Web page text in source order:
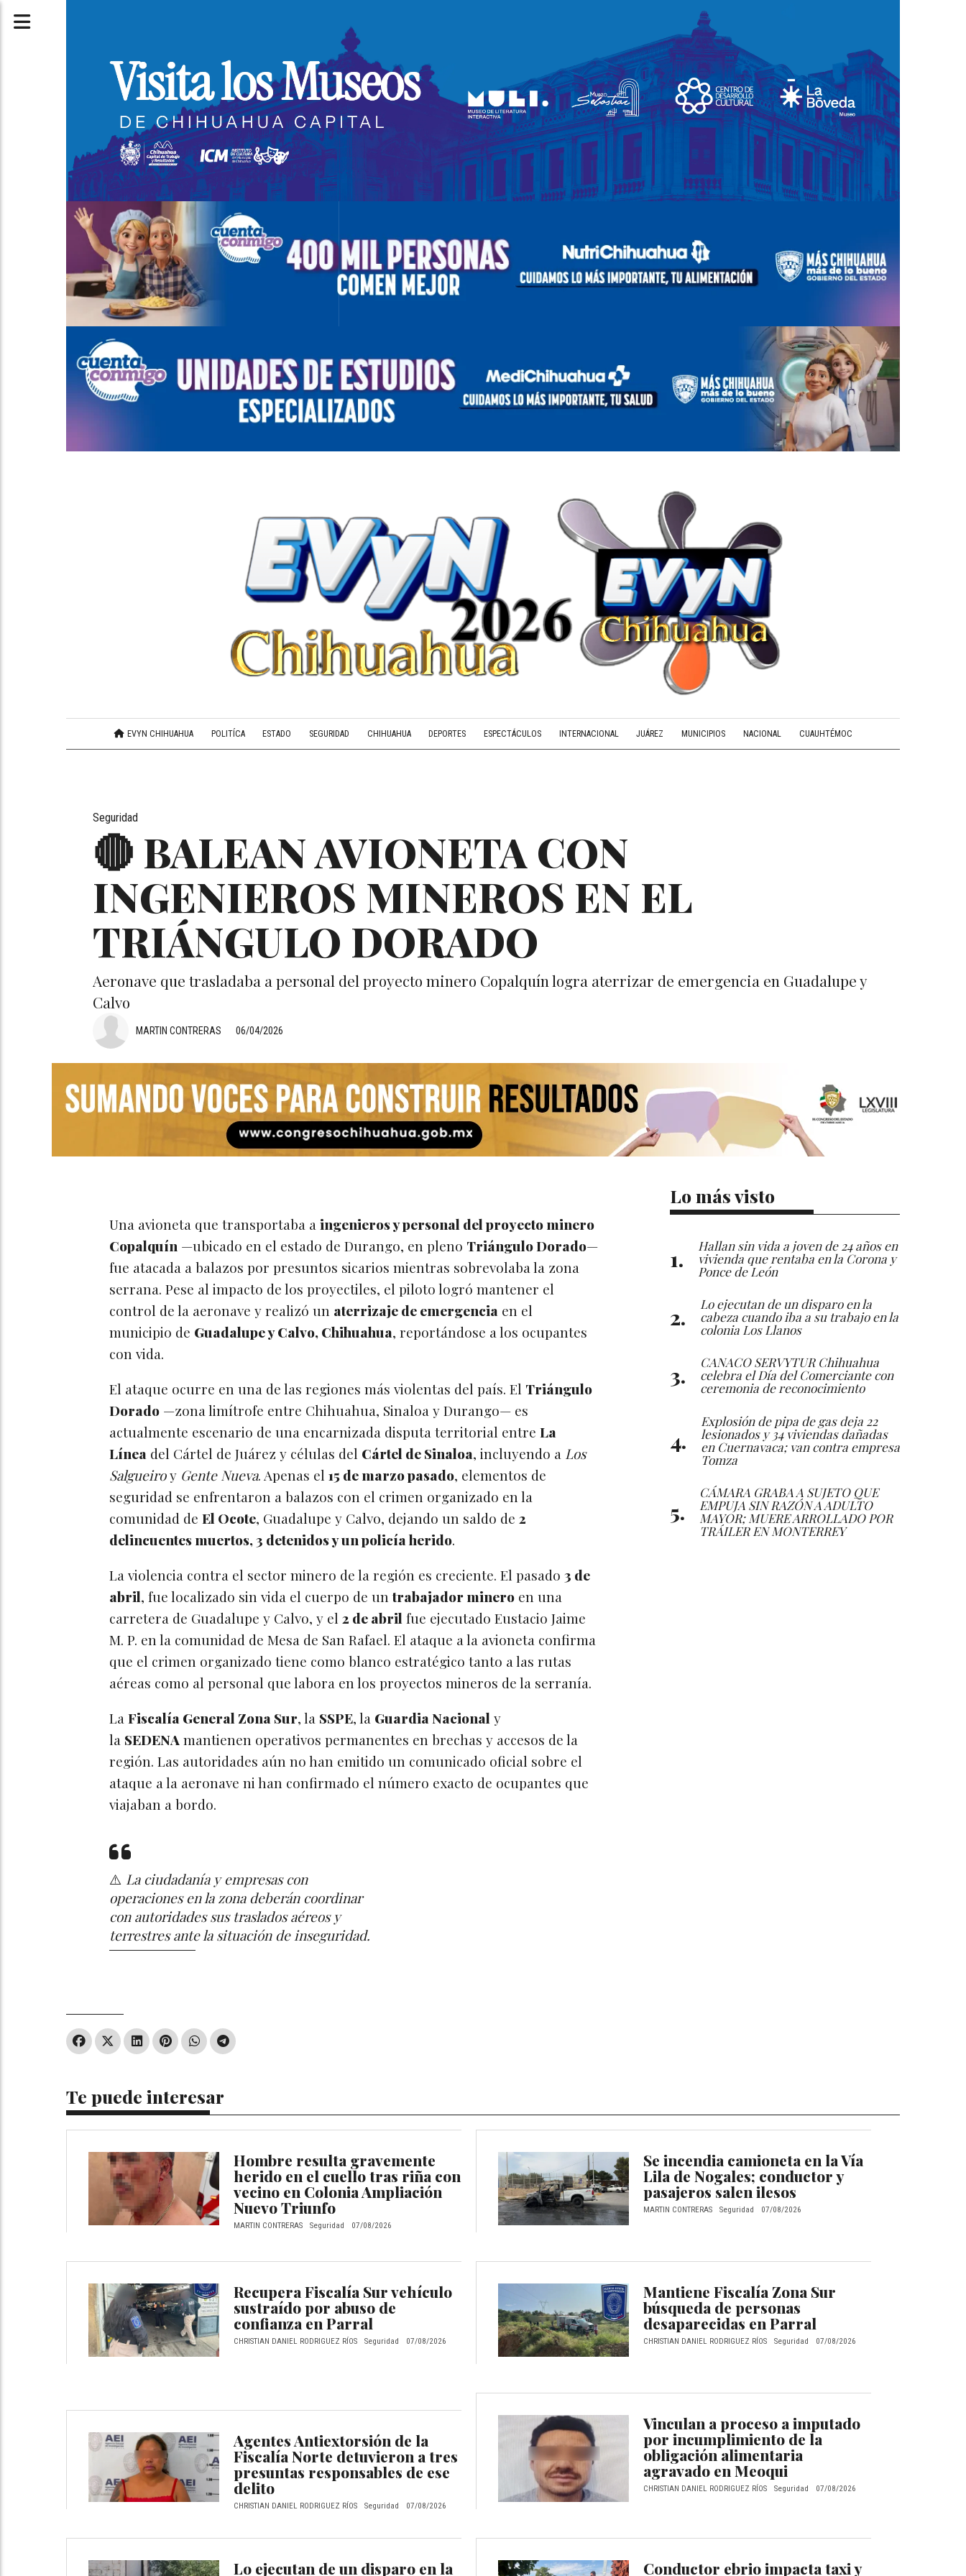
EVYN CHIHUAHUA POLITÍCA ESTADO SEGURIDAD CHIHUAHUA DEPORTES ESPECTÁCULOS INTERNACIONAL JUÁREZ MUNICIPIOS NACIONAL CUAUHTÉMOC
🔴 BALEAN AVIONETA CON
INGENIEROS MINEROS EN EL
TRIÁNGULO DORADO
Aeronave que trasladaba a personal del proyecto minero Copalquín logra aterrizar de emergencia en Guadalupe y
Calvo
Seguridad
06/04/2026
MARTIN CONTRERAS
Una avioneta que transportaba a ingenieros y personal del proyecto minero
Copalquín —ubicado en el estado de Durango, en pleno Triángulo Dorado—
fue atacada a balazos por presuntos sicarios mientras sobrevolaba la zona
serrana. Pese al impacto de los proyectiles, el piloto logró mantener el
control de la aeronave y realizó un aterrizaje de emergencia en el
municipio de Guadalupe y Calvo, Chihuahua, reportándose a los ocupantes
con vida.
El ataque ocurre en una de las regiones más violentas del país. El Triángulo
Dorado —zona limítrofe entre Chihuahua, Sinaloa y Durango— es
actualmente escenario de una encarnizada disputa territorial entre La
Línea del Cártel de Juárez y células del Cártel de Sinaloa, incluyendo a Los
Salgueiroy Gente Nueva. Apenas el 15 de marzo pasado, elementos de
seguridad se enfrentaron a balazos con el crimen organizado en la
comunidad de El Ocote, Guadalupe y Calvo, dejando un saldo de 2
delincuentes muertos, 3 detenidos y un policía herido.
La violencia contra el sector minero de la región es creciente. El pasado 3 de
abril, fue localizado sin vida el cuerpo de un trabajador minero en una
carretera de Guadalupe y Calvo, y el 2 de abril fue ejecutado Eustacio Jaime
M. P. en la comunidad de Mesa de San Rafael. El ataque a la avioneta confirma
que el crimen organizado tiene como blanco estratégico tanto a las rutas
aéreas como al personal que labora en los proyectos mineros de la serranía.
La Fiscalía General Zona Sur, la SSPE, la Guardia Nacional y
la SEDENA mantienen operativos permanentes en brechas y accesos de la
región. Las autoridades aún no han emitido un comunicado oficial sobre el
ataque a la aeronave ni han confirmado el número exacto de ocupantes que
viajaban a bordo.
⚠️ La ciudadanía y empresas con
operaciones en la zona deberán coordinar
con autoridades sus traslados aéreos y
terrestres ante la situación de inseguridad.
Te puede interesar
Hombre resulta gravemente
herido en el cuello tras riña con
vecino en Colonia Ampliación
Nuevo Triunfo
MARTIN CONTRERAS Seguridad 07/08/2026
Se incendia camioneta en la Vía
Lila de Nogales; conductor y
pasajeros salen ilesos
MARTIN CONTRERAS Seguridad 07/08/2026
Recupera Fiscalía Sur vehículo
sustraído por abuso de
confianza en Parral
CHRISTIAN DANIEL RODRIGUEZ RÍOS Seguridad 07/08/2026
Mantiene Fiscalía Zona Sur
búsqueda de personas
desaparecidas en Parral
CHRISTIAN DANIEL RODRIGUEZ RÍOS Seguridad 07/08/2026
Agentes Antiextorsión de la
Fiscalía Norte detuvieron a tres
presuntas responsables de ese
delito
CHRISTIAN DANIEL RODRIGUEZ RÍOS Seguridad 07/08/2026
Vinculan a proceso a imputado
por incumplimiento de la
obligación alimentaria
agravado en Meoqui
CHRISTIAN DANIEL RODRIGUEZ RÍOS Seguridad 07/08/2026
Lo ejecutan de un disparo en la Conductor ebrio impacta taxi y
Lo más visto
Hallan sin vida a joven de 24 años en
vivienda que rentaba en la Corona y
Ponce de León
Lo ejecutan de un disparo en la
cabeza cuando iba a su trabajo en la
colonia Los Llanos
CANACO SERVYTUR Chihuahua
celebra el Día del Comerciante con
ceremonia de reconocimiento
Explosión de pipa de gas deja 22
lesionados y 34 viviendas dañadas
en Cuernavaca; van contra empresa
Tomza
CÁMARA GRABA A SUJETO QUE
EMPUJA SIN RAZÓN A ADULTO
MAYOR; MUERE ARROLLADO POR
TRÁILER EN MONTERREY